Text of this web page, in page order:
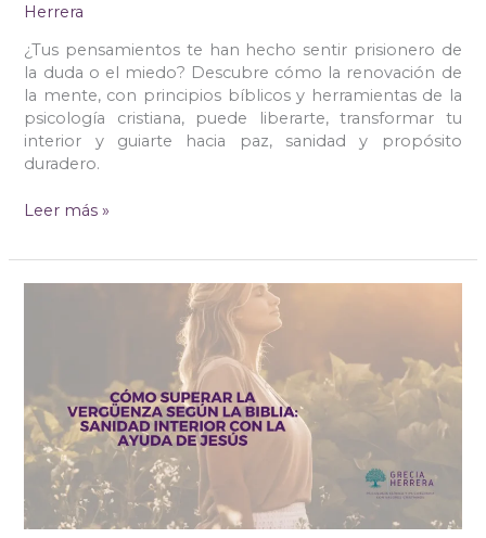
Herrera
¿Tus pensamientos te han hecho sentir prisionero de
la duda o el miedo? Descubre cómo la renovación de
la mente, con principios bíblicos y herramientas de la
psicología cristiana, puede liberarte, transformar tu
interior y guiarte hacia paz, sanidad y propósito
duradero.
Leer más »
la
Biblia:
Sanidad
Interior
con
la